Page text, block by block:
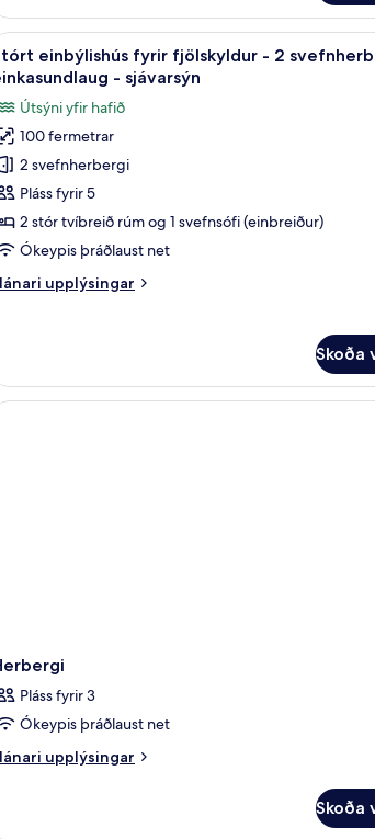
| Rúmföt úr egypskri bómull, rúmföt af bestu gerð,
myndir
sjávarsýn
Stórt einbýlishús fyrir
39 einbýlishús fyrir fjölskyldur - 2
- sjávarsýn
Útsýni yfir hafið
100 fermetrar
2 svefnherbergi
Pláss fyrir 5
2 stór tvíbreið rúm og 1 svefnsófi (einbreiður)
Ókeypis þráðlaust net
upplýsingar
fjölskyldur
Skoða
Pláss fyrir 3
Ókeypis þráðlaust net
upplýsingar
Skoða